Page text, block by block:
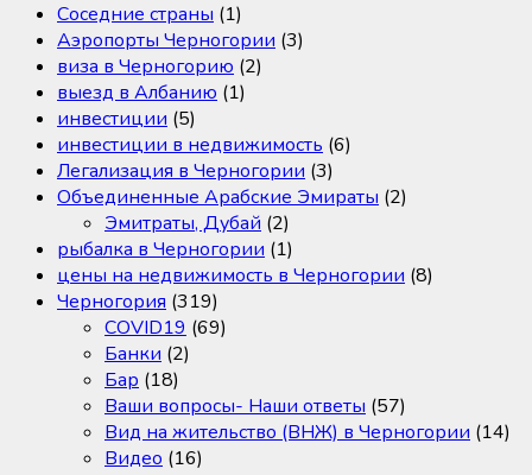
Cоседние страны (1)
Аэропорты Черногории (3)
виза в Черногорию (2)
выезд в Албанию (1)
инвестиции (5)
инвестиции в недвижимость (6)
Легализация в Черногории (3)
Объединенные Арабские Эмираты (2)
Эмитраты, Дубай (2)
рыбалка в Черногории (1)
цены на недвижимость в Черногории (8)
Черногория (319)
COVID19 (69)
Банки (2)
Бар (18)
Ваши вопросы- Наши ответы (57)
Вид на жительство (ВНЖ) в Черногории (14)
Видео (16)